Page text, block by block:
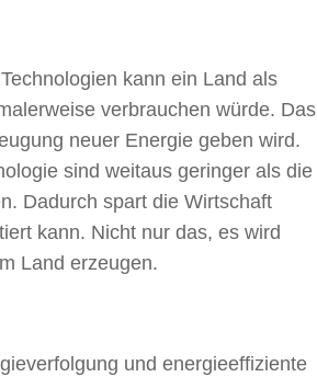
kann ein Land als
verbrauchen würde. Das
neuer Energie geben wird.
sind weitaus geringer als die
Dadurch spart die Wirtschaft
kann. Nicht nur das, es wird
Land erzeugen.
und energieeffiziente